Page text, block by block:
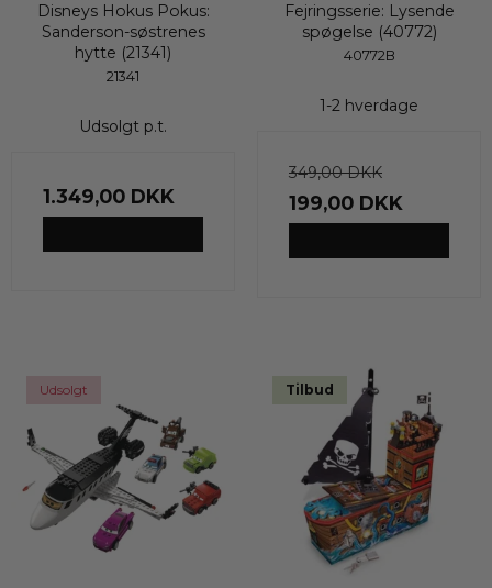
Disneys Hokus Pokus:
Sanderson-søstrenes
hytte (21341)
21341
Udsolgt p.t.
1.349,00 DKK
Fejringsserie: Lysende
spøgelse (40772)
40772B
1-2 hverdage
349,00 DKK
199,00 DKK
Udsolgt Tilbud